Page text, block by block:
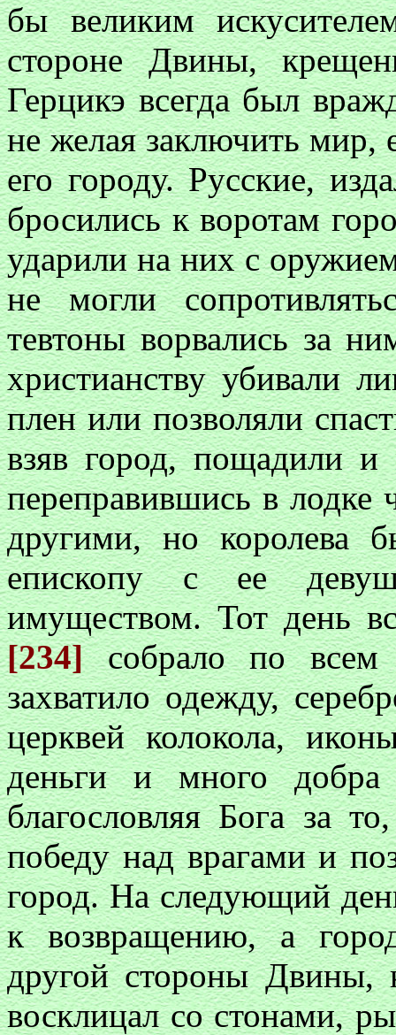
бы великим
стороне Двины,
Герцикэ всегда был
не желая заключить мир,
его городу. Русские,
бросились к воротам
ударили на них с
не могли
тевтоны ворвались за
христианству убивали
плен или позволяли
взяв город, пощадили
переправившись в лодке
другими, но королева
епископу с ее
имуществом. Тот день
[234]
собрало по
захватило одежду,
церквей колокола,
деньги и много
благословляя Бога за
победу над врагами и
город. На следующий
к возвращению, а
другой стороны Двины,
восклицал со стонами,